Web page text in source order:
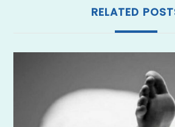
RELATED